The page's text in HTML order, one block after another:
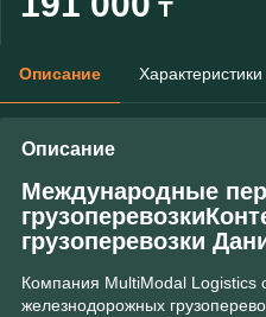
₸
Описание Характеристики
Описание
Международные
грузоперевозки
Компания MultiModal Logistics
железнодорожных